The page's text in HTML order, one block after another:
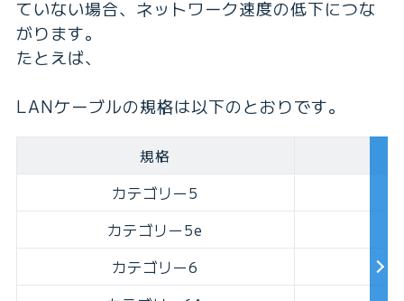
ていない場合、ネットワーク速度の低下につな
がります。
たとえば、
LANケーブルの規格は以下のとおりです。
規格
カテゴリー5
カテゴリー5e
カテゴリー6